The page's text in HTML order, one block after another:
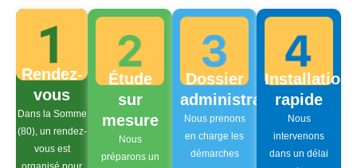
Rendez-
vous
Dans la Somme
(80), un rendez-
vous est
Étude
sur
mesure
Nous
préparons un
Dossier
administratif
Nous prenons
en charge les
démarches
Installation
rapide
Nous
intervenons
dans un délai